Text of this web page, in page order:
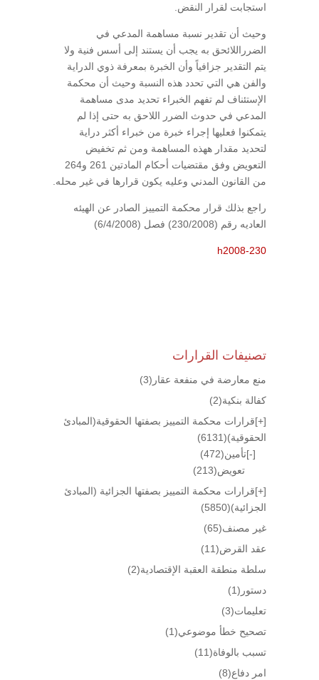
استجابت لقرار النقض.
وحيث أن تقدير نسبة مساهمة المدعي في
الضرراللائحق به يجب أن يستند إلى أسس فنية ولا
يتم التقدير جزافياً وأن الخبرة بمعرفة ذوي الدراية
والفن هي التي تحدد هذه النسبة وحيث أن محكمة
الإستئناف لم تفهم الخبراء تحديد مدى مساهمة
المدعي في حدوث الضرر اللاحق به حتى إذا لم
يتمكنوا فعليها إجراء خبرة من خبراء أكثر دراية
لتحديد مقدار ههذه المساهمة ومن ثم تخفيض
من القانون المدني وعليه يكون قرارها في غير محله.
راجع بذلك قرار محكمة التمييز الصادر عن الهيئه
العاديه رقم (230/2008) فصل (6/4/2008)
h2008-230
تصنيفات القرارات
منع معارضة في منفعة عقار (3)
كفالة بنكية(2)
[+]قرارات محكمة التمييز بصفتها الحقوقية(المبادئ
الحقوقية)(6131)
[-]تأمين(472)
تعويض(213)
[+]قرارات محكمة التمييز بصفتها الجزائية (المبادئ
الجزائية)(5850)
غير مصنف(65)
عقد القرض(11)
سلطة منطقة العقبة الإقتصادية(2)
دستور (1)
تعليمات(3)
تصحيح خطأ موضوعي(1)
تسبب بالوفاة(11)
امر دفاع(8)